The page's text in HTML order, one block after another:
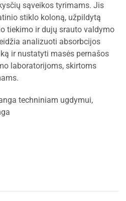
sąveikos tyrimams. Jis
stiklo koloną, užpildytą
tiekimo ir dujų srauto valdymo
analizuoti absorbcijos
ir nustatyti masės pernašos
laboratorijoms, skirtoms
techniniam ugdymui,